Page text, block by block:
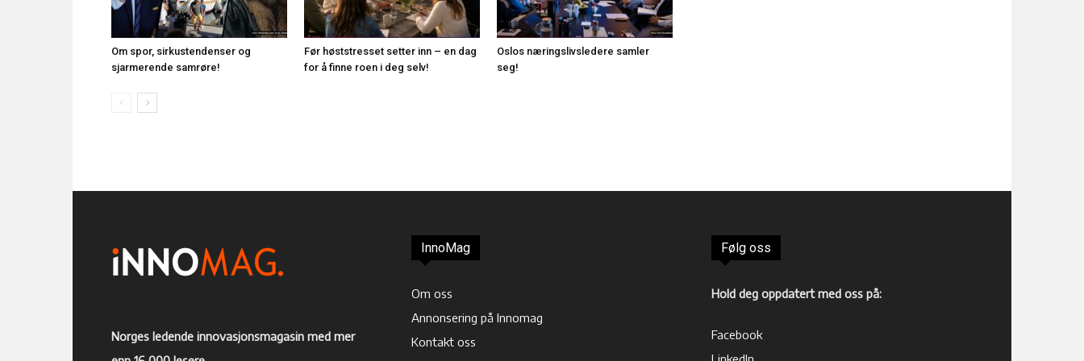
Om spor, sirkustendenser og
sjarmerende samrøre!
Før høststresset setter inn – en dag
for å finne roen i deg selv!
Oslos næringslivsledere samler
seg!
Norges ledende innovasjonsmagasin med mer
InnoMag
Om oss
Annonsering på Innomag
Kontakt oss
Følg oss
Hold deg oppdatert med oss på:
Facebook